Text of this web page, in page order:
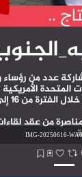
IMG-20250616-